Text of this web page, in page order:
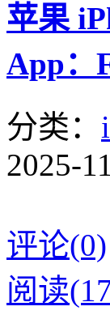
苹果
App：
分类：
2025-
评论(0)
阅读